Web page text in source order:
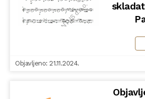
Objavljeno: 21.11.2024.